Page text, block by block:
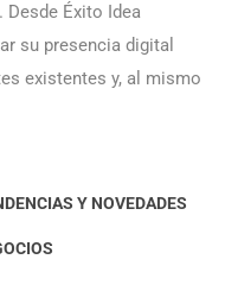
. Desde Éxito Idea
su presencia digital
existentes y, al mismo
Y NOVEDADES